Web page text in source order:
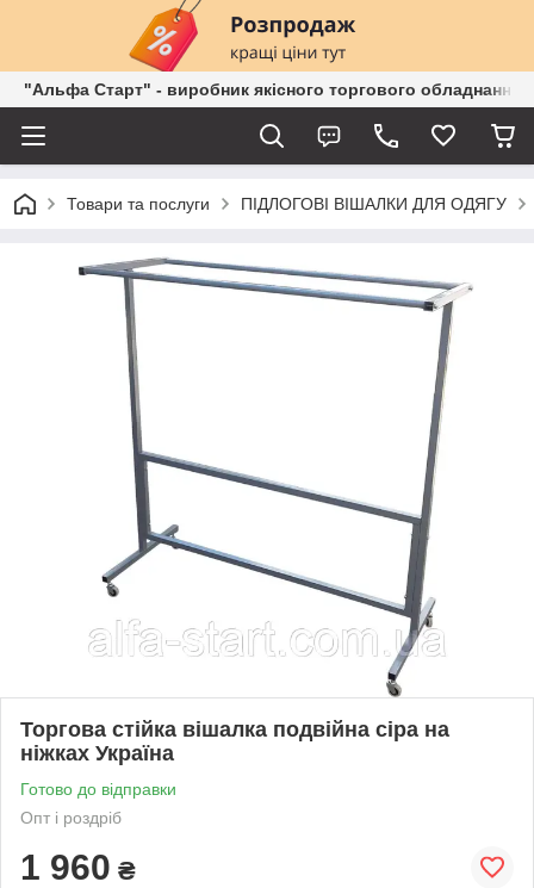
"Альфа Старт" - виробник якісного торгового обладнання
Товари та послуги ПІДЛОГОВІ ВІШАЛКИ ДЛЯ ОДЯГУ
Торгова стійка вішалка подвійна сіра на
ніжках Україна
Готово до відправки
Опт і роздріб
1 960 ₴